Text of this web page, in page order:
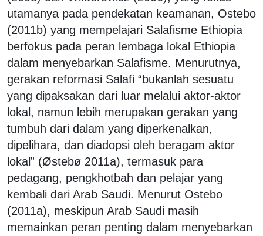
utamanya pada pendekatan keamanan, Ostebo
(2011b) yang mempelajari Salafisme Ethiopia
berfokus pada peran lembaga lokal Ethiopia
dalam menyebarkan Salafisme. Menurutnya,
gerakan reformasi Salafi “bukanlah sesuatu
yang dipaksakan dari luar melalui aktor-aktor
lokal, namun lebih merupakan gerakan yang
tumbuh dari dalam yang diperkenalkan,
dipelihara, dan diadopsi oleh beragam aktor
lokal” (Østebø 2011a), termasuk para
pedagang, pengkhotbah dan pelajar yang
kembali dari Arab Saudi. Menurut Ostebo
(2011a), meskipun Arab Saudi masih
memainkan peran penting dalam menyebarkan